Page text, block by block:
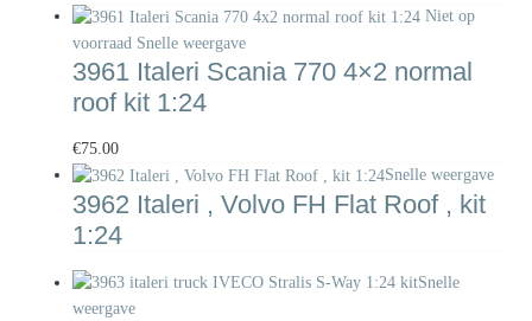
Niet op
voorraad Snelle weergave
3961 Italeri Scania 770 4×2 normal
roof kit 1:24
€75.00
Snelle weergave
3962 Italeri , Volvo FH Flat Roof , kit
1:24
Snelle
weergave